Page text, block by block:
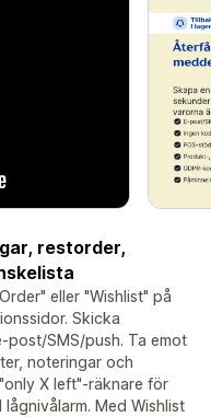
restorder,
eller "Wishlist" på
Skicka
post/SMS/push. Ta emot
noteringar och
X left"-räknare för
Med Wishlist